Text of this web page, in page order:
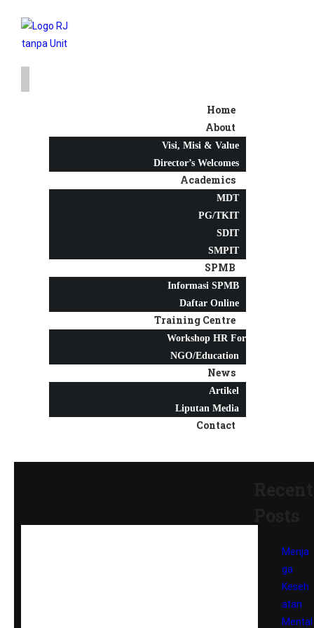
Home
About
Visi, Misi & Value
Director’s Welcomes
Academics
MDT
PG/TKIT
SDIT
SMPIT
SPMB
Informasi SPMB
Daftar Online
Training Centre
Workshop HR For
NGO/Education
News
Artikel
Liputan Media
Contact
Menja
ga
Keseh
atan
Mental